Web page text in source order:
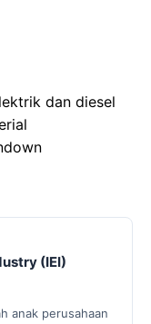
dan diesel
(IEI)
anak perusahaan